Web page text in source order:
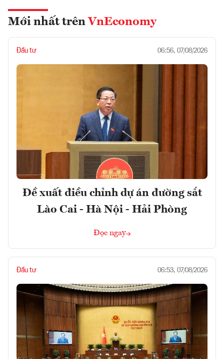
Mới nhất trên VnEconomy
Đầu tư 06:56, 07/08/2026
Đề xuất điều chỉnh dự án đường sắt
Lào Cai - Hà Nội - Hải Phòng
Đọc ngay
Đầu tư 06:53, 07/08/2026